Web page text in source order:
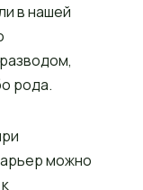
в нашей
рода.
можно